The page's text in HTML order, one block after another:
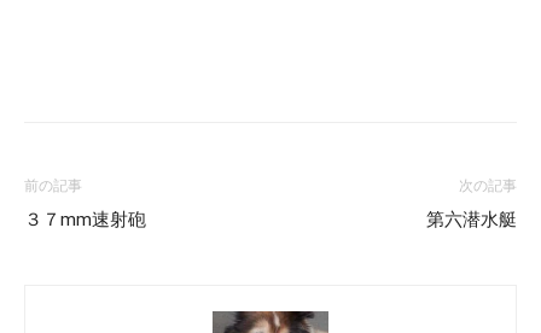
前の記事
３７mm速射砲
次の記事
第六潜水艇